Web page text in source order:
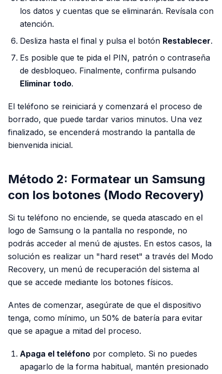
los datos y cuentas que se eliminarán. Revísala con
atención.
Desliza hasta el final y pulsa el botón Restablecer.
Es posible que te pida el PIN, patrón o contraseña
de desbloqueo. Finalmente, confirma pulsando
Eliminar todo.
El teléfono se reiniciará y comenzará el proceso de
borrado, que puede tardar varios minutos. Una vez
finalizado, se encenderá mostrando la pantalla de
bienvenida inicial.
Método 2: Formatear un Samsung
con los botones (Modo Recovery)
Si tu teléfono no enciende, se queda atascado en el
logo de Samsung o la pantalla no responde, no
podrás acceder al menú de ajustes. En estos casos, la
solución es realizar un "hard reset" a través del Modo
Recovery, un menú de recuperación del sistema al
que se accede mediante los botones físicos.
Antes de comenzar, asegúrate de que el dispositivo
tenga, como mínimo, un 50% de batería para evitar
que se apague a mitad del proceso.
Apaga el teléfono por completo. Si no puedes
apagarlo de la forma habitual, mantén presionado